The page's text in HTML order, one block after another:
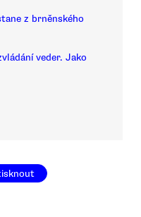
z brněnského
veder. Jako